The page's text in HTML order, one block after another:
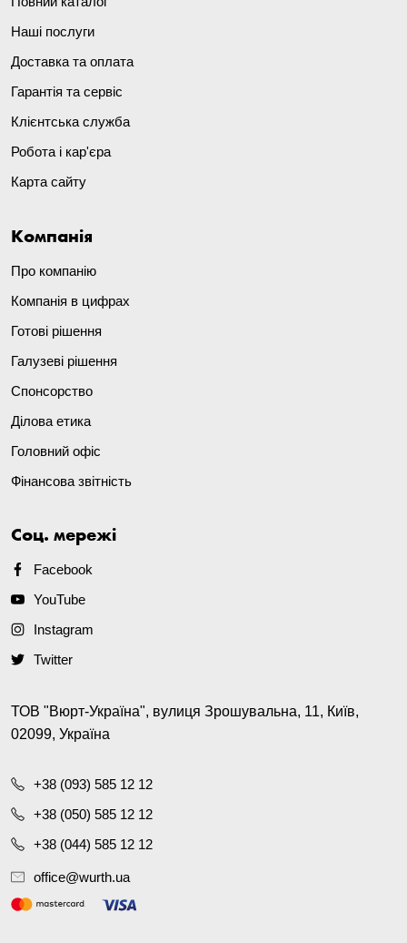
Наші послуги
Доставка та оплата
Гарантія та сервіс
Клієнтська служба
Робота і кар'єра
Карта сайту
Компанія
Про компанію
Компанія в цифрах
Готові рішення
Галузеві рішення
Спонсорство
Ділова етика
Головний офіс
Фінансова звітність
Соц. мережі
Facebook
YouTube
Instagram
Twitter
ТОВ "Вюрт-Україна", вулиця Зрошувальна, 11, Київ,
02099, Україна
+38 (093) 585 12 12
+38 (050) 585 12 12
+38 (044) 585 12 12
office@wurth.ua